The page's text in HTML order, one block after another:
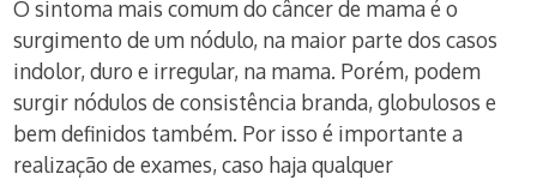
O sintoma mais comum do câncer de mama é o
surgimento de um nódulo, na maior parte dos casos
indolor, duro e irregular, na mama. Porém, podem
surgir nódulos de consistência branda, globulosos e
bem definidos também. Por isso é importante a
realização de exames, caso haja qualquer